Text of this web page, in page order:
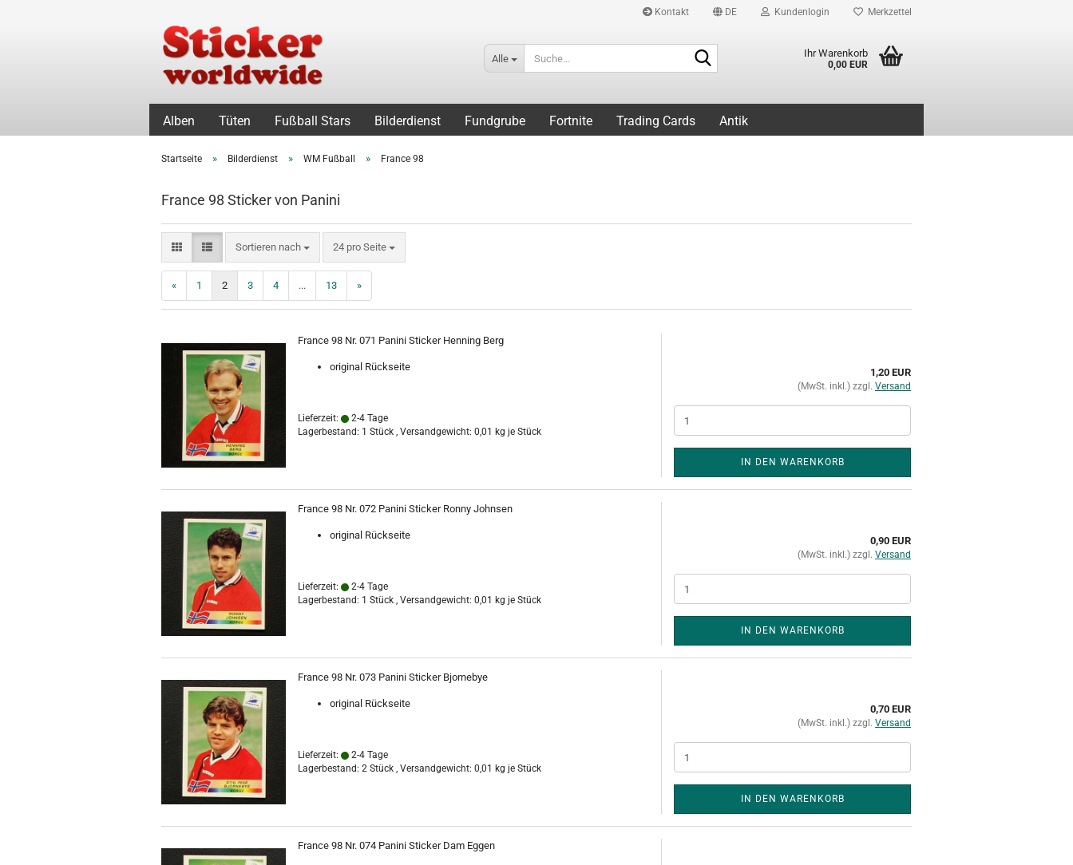
Kontakt DE Kundenlogin Merkzettel
Alle Ihr Warenkorb
0,00 EUR
Alben Tüten Fußball Stars Bilderdienst Fundgrube Fortnite Trading Cards Antik
Startseite » Bilderdienst » WM Fußball » France 98
France 98 Sticker von Panini
Sortieren nach
Sortieren nach 24 pro Seite
pro Seite
« 1 2 3 4 ... 13 »
France 98 Nr. 071 Panini Sticker Henning Berg
original Rückseite
Lieferzeit:
2-4 Tage
Lagerbestand: 1 Stück , Versandgewicht: 0,01 kg je Stück
1,20 EUR
(MwSt. inkl.) zzgl. Versand
IN DEN WARENKORB
France 98 Nr. 072 Panini Sticker Ronny Johnsen
original Rückseite
Lieferzeit:
2-4 Tage
Lagerbestand: 1 Stück , Versandgewicht: 0,01 kg je Stück
0,90 EUR
(MwSt. inkl.) zzgl. Versand
IN DEN WARENKORB
France 98 Nr. 073 Panini Sticker Bjornebye
original Rückseite
Lieferzeit:
2-4 Tage
Lagerbestand: 2 Stück , Versandgewicht: 0,01 kg je Stück
0,70 EUR
(MwSt. inkl.) zzgl. Versand
IN DEN WARENKORB
France 98 Nr. 074 Panini Sticker Dam Eggen